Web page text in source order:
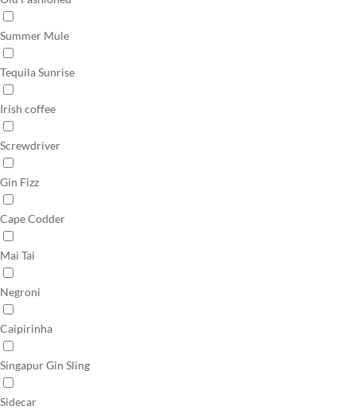
Summer Mule
Tequila Sunrise
Irish coffee
Screwdriver
Gin Fizz
Cape Codder
Mai Tai
Negroni
Caipirinha
Singapur Gin Sling
Sidecar